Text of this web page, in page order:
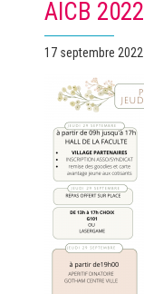
AICB 2022
Publié
17 septembre 2022